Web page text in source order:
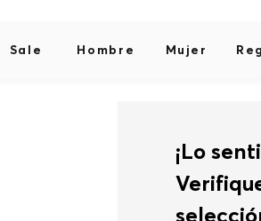
Sale Hombre Mujer
¡Lo